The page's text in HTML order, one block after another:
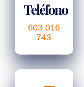
Teléfono
603 016
743